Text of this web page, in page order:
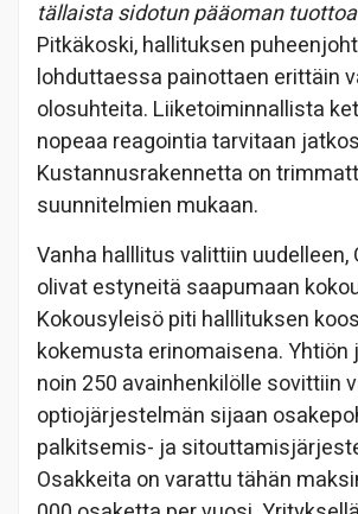
tällaista sidotun pääoman
Pitkäkoski, hallituksen
lohduttaessa painottaen erittäin
olosuhteita. Liiketoiminnallista
nopeaa reagointia tarvitaan
Kustannusrakennetta on
suunnitelmien mukaan.
Vanha halllitus valittiin uudelleen,
olivat estyneitä saapumaan
Kokousyleisö piti halllituksen
kokemusta erinomaisena. Yhtiön
noin 250 avainhenkilölle sovittiin
optiojärjestelmän sijaan
palkitsemis- ja
Osakkeita on varattu tähän